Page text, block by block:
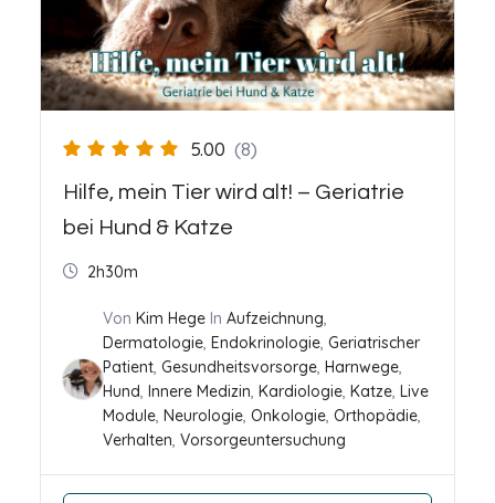
5.00 (8)
Hilfe, mein Tier wird alt! – Geriatrie
bei Hund & Katze
2h30m
Von Kim Hege In Aufzeichnung,
Dermatologie, Endokrinologie, Geriatrischer
Patient, Gesundheitsvorsorge, Harnwege,
Hund, Innere Medizin, Kardiologie, Katze, Live
Module, Neurologie, Onkologie, Orthopädie,
Verhalten, Vorsorgeuntersuchung